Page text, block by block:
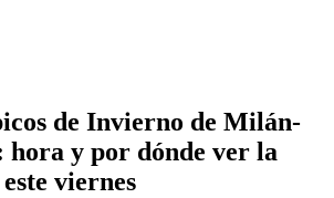
de Invierno de Milán-
hora y por dónde ver la
viernes